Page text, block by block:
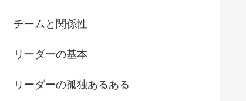
チームと関係性
リーダーの基本
リーダーの孤独あるある